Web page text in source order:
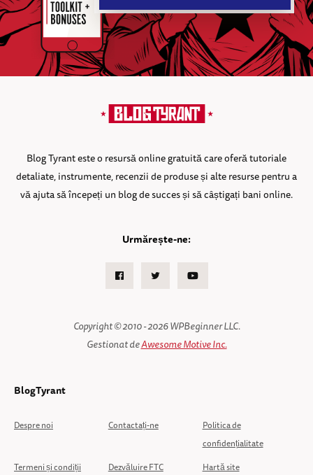
Blog Tyrant este o resursă online gratuită care oferă tutoriale
detaliate, instrumente, recenzii de produse și alte resurse pentru a
vă ajuta să începeți un blog de succes și să câștigați bani online.
Urmărește-ne:
FacebookTwitter Youtube
Copyright © 2010 - 2026 WPBeginner LLC.
Gestionat deAwesome Motive Inc.
BlogTyrant
Despre noi Contactați-ne
Politica de
confidențialitate
Termeni și condiții
Dezvăluire FTC Hartă site